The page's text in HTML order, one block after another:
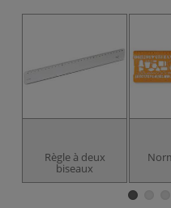
Règle à deux
biseaux